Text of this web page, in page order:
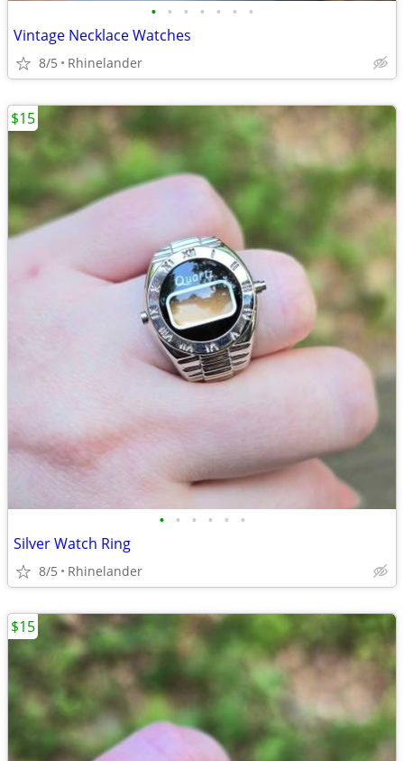
• • • • • • •
Vintage Necklace Watches
8/5 Rhinelander
• • • • • •
Silver Watch Ring
8/5 Rhinelander
$15
$15